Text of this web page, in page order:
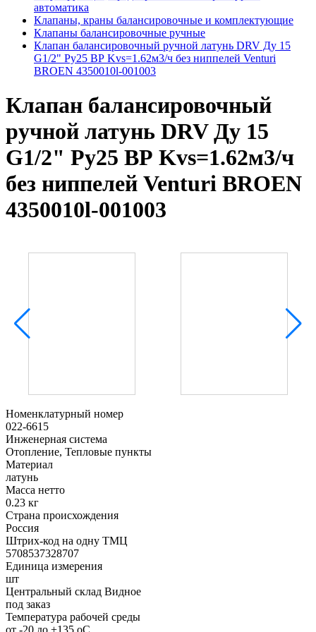
автоматика
Клапаны, краны балансировочные и комплектующие
Клапаны балансировочные ручные
Клапан балансировочный ручной латунь DRV Ду 15
G1/2" Ру25 ВР Kvs=1.62м3/ч без ниппелей Venturi
BROEN 4350010l-001003
Клапан балансировочный
ручной латунь DRV Ду 15
G1/2" Ру25 ВР Kvs=1.62м3/ч
без ниппелей Venturi BROEN
4350010l-001003
Номенклатурный номер
022-6615
Инженерная система
Отопление, Тепловые пункты
Материал
латунь
Масса нетто
0.23 кг
Страна происхождения
Россия
Штрих-код на одну ТМЦ
5708537328707
Единица измерения
шт
Центральный склад Видное
под заказ
Температура рабочей среды
от -20 до +135 oC